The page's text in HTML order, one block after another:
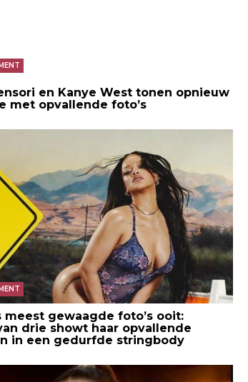
en Kanye West tonen opnieuw
met opvallende foto’s
meest gewaagde foto’s ooit:
drie showt haar opvallende
in een gedurfde stringbody